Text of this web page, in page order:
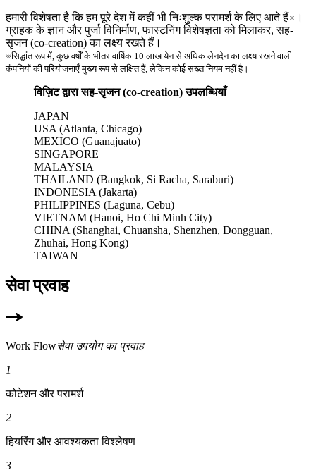
हमारी विशेषता है कि हम पूरे देश में कहीं भी निःशुल्क परामर्श के लिए आते हैं※।
ग्राहक के ज्ञान और पुर्जा विनिर्माण, फास्टनिंग विशेषज्ञता को मिलाकर, सह-
सृजन (co-creation) का लक्ष्य रखते हैं।
※सिद्धांत रूप में, कुछ वर्षों के भीतर वार्षिक 10 लाख येन से अधिक लेनदेन का लक्ष्य रखने वाली
कंपनियों की परियोजनाएँ मुख्य रूप से लक्षित हैं, लेकिन कोई सख्त नियम नहीं है।
विज़िट द्वारा सह-सृजन (co-creation) उपलब्धियाँ
JAPAN
USA (Atlanta, Chicago)
MEXICO (Guanajuato)
SINGAPORE
MALAYSIA
THAILAND (Bangkok, Si Racha, Saraburi)
INDONESIA (Jakarta)
PHILIPPINES (Laguna, Cebu)
VIETNAM (Hanoi, Ho Chi Minh City)
CHINA (Shanghai, Chuansha, Shenzhen, Dongguan,
Zhuhai, Hong Kong)
TAIWAN
सेवा प्रवाह
Work Flowसेवा उपयोग का प्रवाह
1
कोटेशन और परामर्श
2
हियरिंग और आवश्यकता विश्लेषण
3